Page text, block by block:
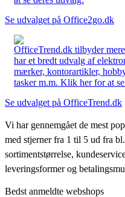
Se udvalget på Office2go.dk
OfficeTrend.dk tilbyder
har et bredt udvalg af
mærker, kontorartikler,
tasker m.m. Klik her for at
Se udvalget på OfficeTrend.dk
Vi har gennemgået de mest
med stjerner fra 1 til 5 ud fra
sortimentstørrelse,
leveringsformer og
Bedst anmeldte webshops